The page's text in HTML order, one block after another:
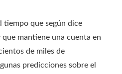
tiempo que según dice
mantiene una cuenta en
de miles de
predicciones sobre el